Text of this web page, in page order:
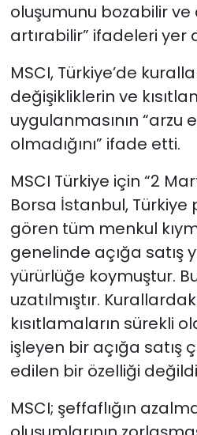
oluşumunu bozabilir ve
artırabilir” ifadeleri yer
MSCI, Türkiye’de
değişikliklerin ve
uygulanmasının “arzu
olmadığını” ifade etti.
MSCI Türkiye için “2
Borsa İstanbul, Türkiye
gören tüm menkul
genelinde açığa satış
yürürlüğe koymuştur.
uzatılmıştır.
kısıtlamaların sürekli
işleyen bir açığa satış
edilen bir özelliği
MSCI; şeffaflığın